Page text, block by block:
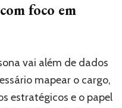
foco em
vai além de dados
mapear o cargo,
estratégicos e o papel